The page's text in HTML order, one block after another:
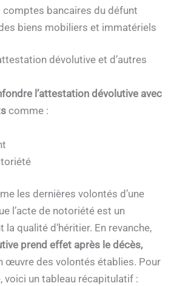
comptes bancaires du défunt
biens mobiliers et immatériels
dévolutive et d’autres
l’attestation dévolutive avec
comme :
les dernières volontés d’une
l’acte de notoriété est un
qualité d’héritier. En revanche,
prend effet après le décès,
œuvre des volontés établies. Pour
voici un tableau récapitulatif :